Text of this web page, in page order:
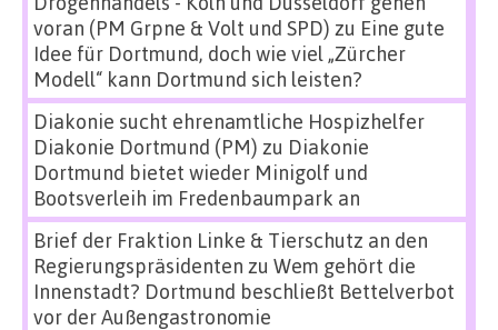
voran (PM Grpne & Volt und SPD) zu Eine gute
Idee für Dortmund, doch wie viel „Zürcher
Modell“ kann Dortmund sich leisten?
Diakonie sucht ehrenamtliche Hospizhelfer
Diakonie Dortmund (PM) zu Diakonie
Dortmund bietet wieder Minigolf und
Bootsverleih im Fredenbaumpark an
Brief der Fraktion Linke & Tierschutz an den
Regierungspräsidenten zu Wem gehört die
Innenstadt? Dortmund beschließt Bettelverbot
vor der Außengastronomie